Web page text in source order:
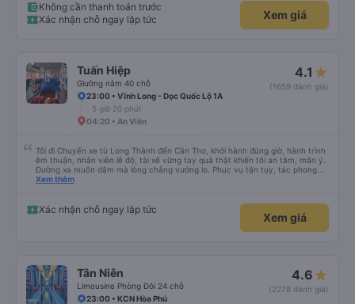
Không cần thanh toán trước
Xác nhận chỗ ngay lập tức
Xem giá
Tuấn Hiệp
Giường nằm 40 chỗ
4.1
(1659 đánh giá)
23:00 • Vĩnh Long - Dọc Quốc Lộ 1A
5 giờ 20 phút
04:20 • An Viễn
Tôi đi Chuyến xe từ Long Thành đến Cần Thơ, khởi hành đúng giờ, hành trình
êm thuận, nhân viên lễ độ, tài xế vững tay quả thật khiến tôi an tâm, mãn ý.
Đường xa muôn dặm mà lòng chẳng vướng lo. Phục vụ tận tụy, tác phong
nghiêm cẩn, hiếm thấy giữa thời buổi kim tiền vội vã. Xã hội loạn đạo. Xin gửi
Xem thêm
Xác nhận chỗ ngay lập tức
Xem giá
Tân Niên
Limousine Phòng Đôi 24 chỗ
4.6
(2278 đánh giá)
23:00 • KCN Hòa Phú